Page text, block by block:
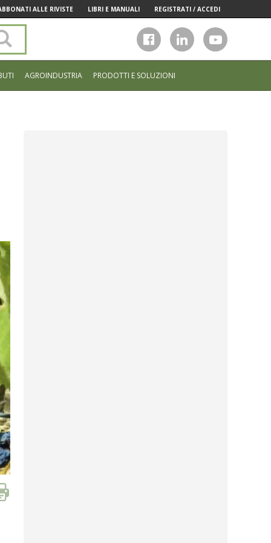
ALLE RIVISTE LIBRI E MANUALI REGISTRATI / ACCEDI
sito
AGROINDUSTRIA PRODOTTI E SOLUZIONI